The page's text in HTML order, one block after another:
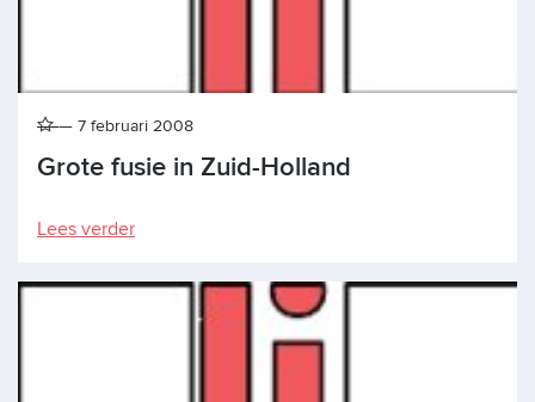
Grote fusie in Zuid-Holland
7 februari 2008
Lees verder